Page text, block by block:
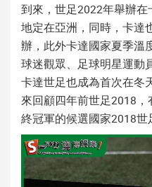
到來， 世足2022年舉辦在
地定在亞洲，同時，卡達
辦，此外卡達國家夏季溫
球迷觀眾、 足球明星運動
卡達世足也成為首次在冬
來回顧四年前世足2018
終冠軍的候選國家2018世